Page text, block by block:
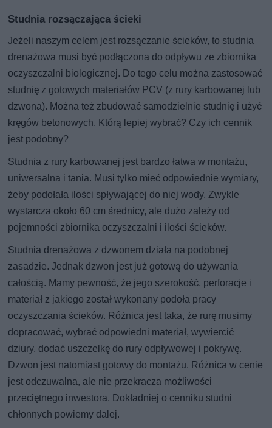
Studnia rozsączająca ścieki
Jeżeli naszym celem jest rozsączanie ścieków, to studnia
drenażowa musi być podłączona do odpływu ze zbiornika
oczyszczalni biologicznej. Do tego celu można zastosować
studnię z gotowych materiałów PCV (z rury karbowanej lub
dzwona). Można też zbudować samodzielnie studnię i użyć
kręgów betonowych. Którą lepiej wybrać? Czy ich cennik
jest podobny?
Studnia z rury karbowanej jest bardzo łatwa w montażu,
uniwersalna i tania. Musi tylko mieć odpowiednie wymiary,
żeby podołała ilości spływającej do niej wody. Zwykle
wystarcza około 60 cm średnicy, ale dużo zależy od
pojemności zbiornika oczyszczalni i ilości ścieków.
Studnia drenażowa z dzwonem działa na podobnej
zasadzie. Jednak dzwon jest już gotową do używania
całością. Mamy pewność, że jego szerokość, perforacje i
materiał z jakiego został wykonany podoła pracy
oczyszczania ścieków. Różnica jest taka, że rurę musimy
dopracować, wybrać odpowiedni materiał, wywiercić
dziury, dodać uszczelkę do rury odpływowej i pokrywę.
Dzwon jest natomiast gotowy do montażu. Różnica w cenie
jest odczuwalna, ale nie przekracza możliwości
przeciętnego inwestora. Dokładniej o cenniku studni
chłonnych powiemy dalej.